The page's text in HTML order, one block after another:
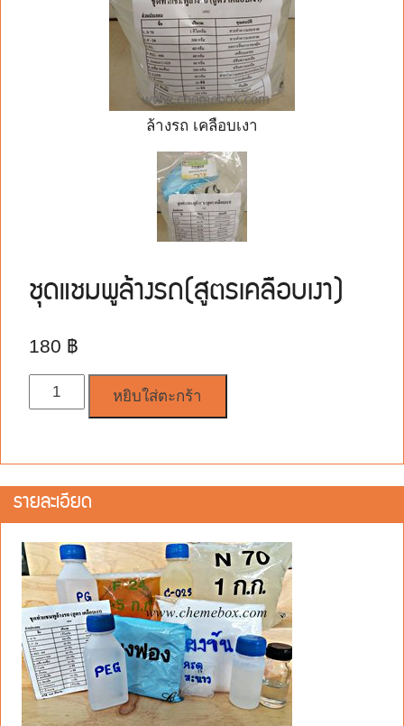
ล้างรถ เคลือบเงา
ชุดแชมพูล้างรถ(สูตรเคลือบเงา)
180 ฿
จำนวน
หยิบใส่ตะกร้า
รายละเอียด